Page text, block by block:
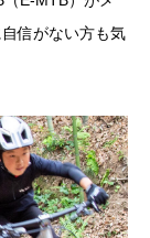
信がない方も気